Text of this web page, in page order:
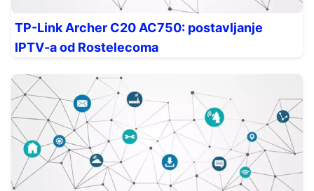
TP-Link Archer C20 AC750: postavljanje
IPTV-a od Rostelecoma